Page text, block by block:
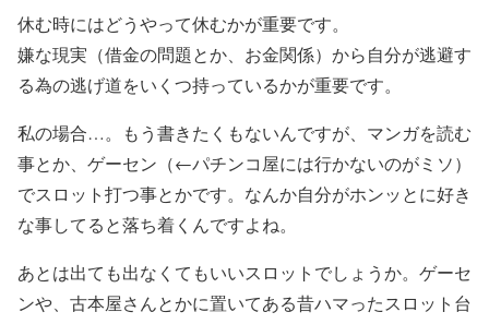
休む時にはどうやって休むかが重要です。
嫌な現実（借金の問題とか、お金関係）から自分が逃避す
る為の逃げ道をいくつ持っているかが重要です。
私の場合…。もう書きたくもないんですが、マンガを読む
事とか、ゲーセン（←パチンコ屋には行かないのがミソ）
でスロット打つ事とかです。 なんか自分がホンッとに好き
な事してると落ち着くんですよね。
あとは出ても出なくてもいいスロットでしょうか。ゲーセ
ンや、古本屋さんとかに置いてある昔ハマったスロット台